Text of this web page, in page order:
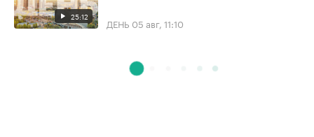
25:12 ДЕНЬ 05 авг, 11:10